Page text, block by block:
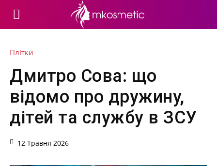
Плітки
Дмитро Сова: що
відомо про дружину,
дітей та службу в ЗСУ
12 Травня 2026